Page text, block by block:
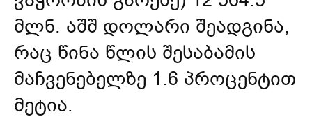
მლნ. აშშ დოლარი შეადგინა,
რაც წინა წლის შესაბამის
მაჩვენებელზე 1.6 პროცენტით
მეტია.